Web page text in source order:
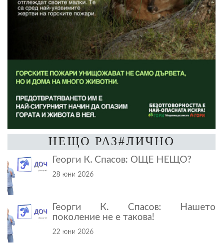
НЕЩО РАЗ#ЛИЧНО
Георги К. Спасов: ОЩЕ НЕЩО?
28 юни 2026
Георги К. Спасов: Нашето
поколение не е такова!
22 юни 2026